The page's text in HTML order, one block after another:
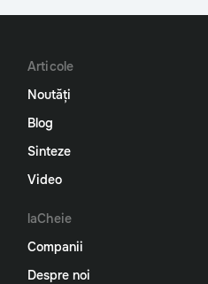
Articole
Noutăți
Blog
Sinteze
Video
laCheie
Companii
Despre noi